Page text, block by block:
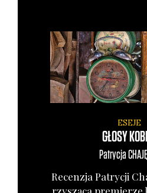
ESEJE
GŁOSY
Patrycja
Recen­zja Patry­cji